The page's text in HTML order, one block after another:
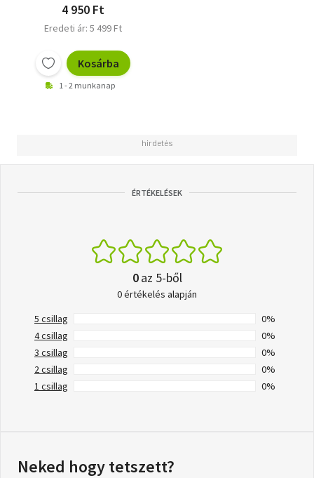
4 950 Ft
Eredeti ár: 5 499 Ft
Kosárba
1 - 2 munkanap
ÉRTÉKELÉSEK
0az 5-ből
0 értékelés alapján
5 csillag
0%
4 csillag
0%
3 csillag
0%
2 csillag
0%
1 csillag
0%
Neked hogy tetszett?